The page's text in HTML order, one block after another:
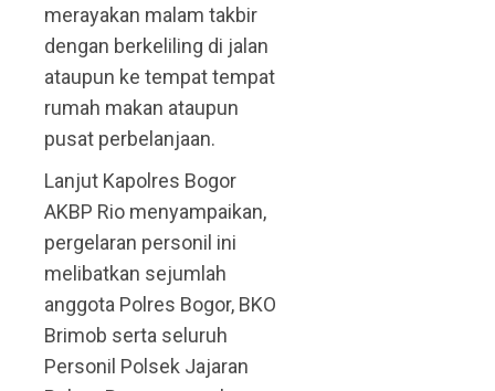
merayakan malam takbir
dengan berkeliling di jalan
ataupun ke tempat tempat
rumah makan ataupun
pusat perbelanjaan.
Lanjut Kapolres Bogor
AKBP Rio menyampaikan,
pergelaran personil ini
melibatkan sejumlah
anggota Polres Bogor, BKO
Brimob serta seluruh
Personil Polsek Jajaran